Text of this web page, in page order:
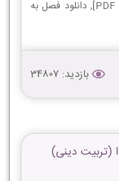
پایه هفتم متوسطه اول 1404-1405 [دانلود PDF], دانلود فصل به
بازدید: 34807
(تربیت دینی)